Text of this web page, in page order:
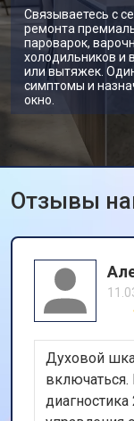
Связываетесь с
ремонта
пароварок,
холодильников и
или вытяжек.
симптомы и
окно.
Отзывы
Духовой